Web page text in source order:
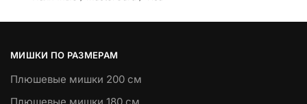
МИШКИ ПО РАЗМЕРАМ
Плюшевые мишки 200 см
Плюшевые мишки 180 см